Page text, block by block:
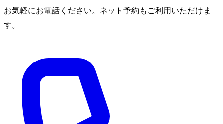
お気軽にお電話ください。ネット予約もご利用いただけま
す。